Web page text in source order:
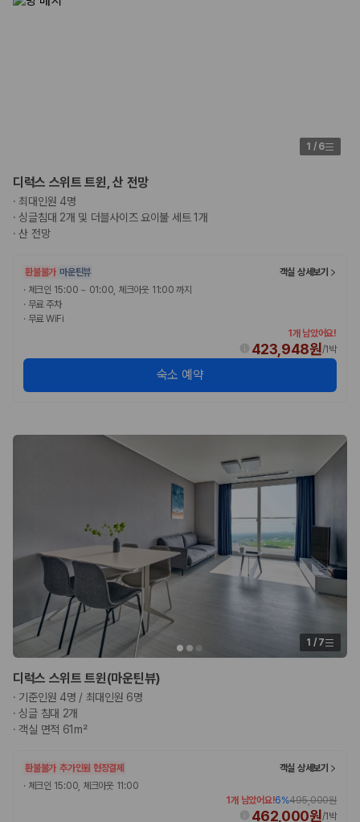
1 / 6
디럭스 스위트 트윈, 산 전망
· 최대인원 4명
·싱글침대 2개 및 더블사이즈 요이불 세트 1개
·산 전망
환불불가 마운틴뷰
객실 상세보기
· 체크인 15:00 ~ 01:00, 체크아웃 11:00 까지
· 무료 주차
· 무료 WiFi
1개 남았어요!
423,948원/1박
숙소 예약
1 /7
디럭스 스위트 트윈(마운틴뷰)
· 기준인원 4명 / 최대인원 6명
·싱글 침대 2개
·객실 면적 61m²
환불불가 추가인원 현장결제
객실 상세보기
· 체크인 15:00, 체크아웃 11:00
1개 남았어요!6%495,000원
462,000원/1박